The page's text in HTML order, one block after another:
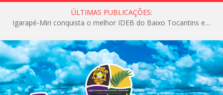
ÚLTIMAS PUBLICAÇÕES:
Igarapé-Miri conquista o melhor IDEB do Baixo Tocantins e avança na qualidade da educação pública